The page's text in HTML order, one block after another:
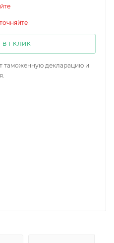
В 1 КЛИК
таможенную декларацию и